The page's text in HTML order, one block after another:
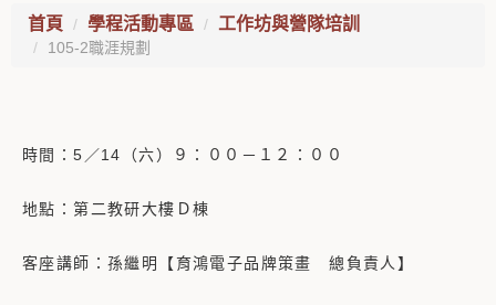
首頁 學程活動專區 工作坊與營隊培訓
105-2職涯規劃
時間：5／14（六）９：００－１２：００
地點：第二教研大樓Ｄ棟
客座講師：孫繼明【育鴻電子品牌策畫 總負責人】